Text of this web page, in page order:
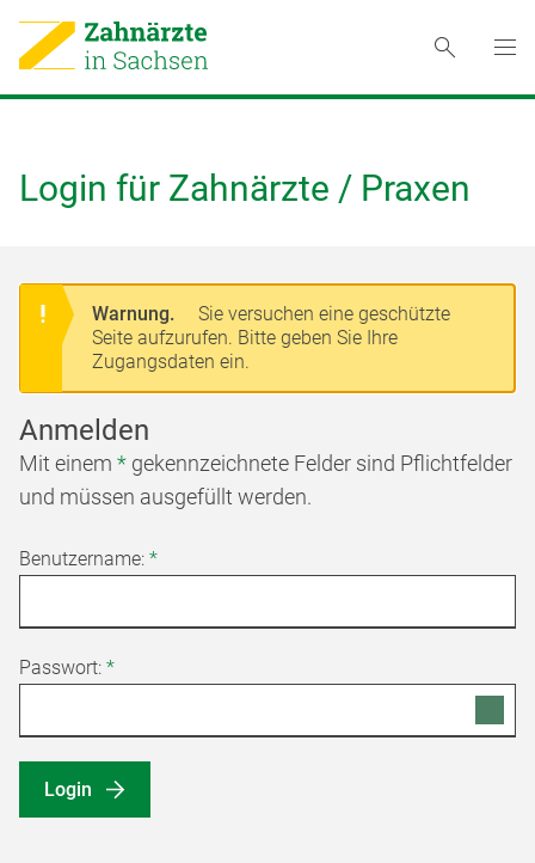
Login für Zahnärzte / Praxen
Warnung.
Sie versuchen eine geschützte
Seite aufzurufen. Bitte geben Sie Ihre
Zugangsdaten ein.
Anmelden
Mit einem * gekennzeichnete Felder sind Pflichtfelder
und müssen ausgefüllt werden.
Benutzername: *
Passwort: *
Login